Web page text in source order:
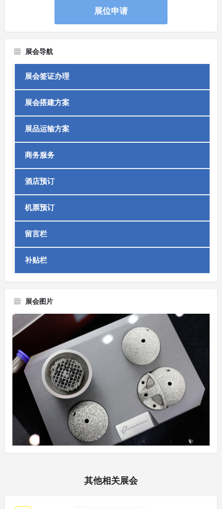
展位申请
展会导航
展会签证办理
展会搭建方案
展品运输方案
商务服务
酒店预订
机票预订
留言栏
补贴栏
展会图片
其他相关展会